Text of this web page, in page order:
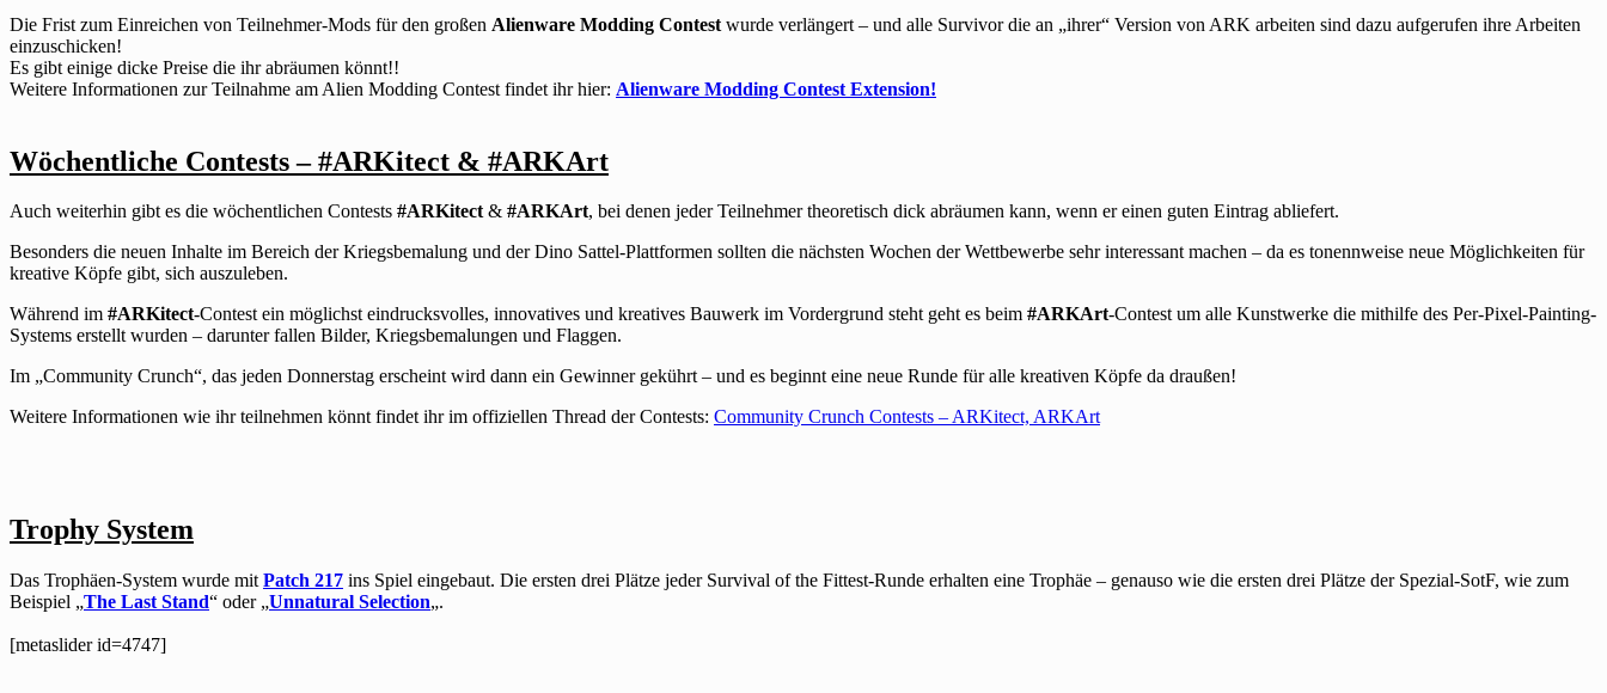
Die Frist zum Einreichen von Teilnehmer-Mods für den großen Alienware Modding Contest wurde verlängert – und alle Survivor die an „ihrer“ Version von ARK arbeiten sind dazu aufgerufen ihre Arbeiten
einzuschicken!
Es gibt einige dicke Preise die ihr abräumen könnt!!
Weitere Informationen zur Teilnahme am Alien Modding Contest findet ihr hier: Alienware Modding Contest Extension!
Wöchentliche Contests – #ARKitect & #ARKArt
Auch weiterhin gibt es die wöchentlichen Contests #ARKitect& #ARKArt, bei denen jeder Teilnehmer theoretisch dick abräumen kann, wenn er einen guten Eintrag abliefert.
Besonders die neuen Inhalte im Bereich der Kriegsbemalung und der Dino Sattel-Plattformen sollten die nächsten Wochen der Wettbewerbe sehr interessant machen – da es tonennweise neue Möglichkeiten für
kreative Köpfe gibt, sich auszuleben.
Während im #ARKitect-Contest ein möglichst eindrucksvolles, innovatives und kreatives Bauwerk im Vordergrund steht geht es beim #ARKArt-Contest um alle Kunstwerke die mithilfe des Per-Pixel-Painting-
Systems erstellt wurden – darunter fallen Bilder, Kriegsbemalungen und Flaggen.
Im „Community Crunch“, das jeden Donnerstag erscheint wird dann ein Gewinner gekührt – und es beginnt eine neue Runde für alle kreativen Köpfe da draußen!
Weitere Informationen wie ihr teilnehmen könnt findet ihr im offiziellen Thread der Contests: Community Crunch Contests – ARKitect, ARKArt
Trophy System
Das Trophäen-System wurde mit Patch 217 ins Spiel eingebaut. Die ersten drei Plätze jeder Survival of the Fittest-Runde erhalten eine Trophäe – genauso wie die ersten drei Plätze der Spezial-SotF, wie zum
Beispiel „The Last Stand“ oder „Unnatural Selection„.
[metaslider id=4747]